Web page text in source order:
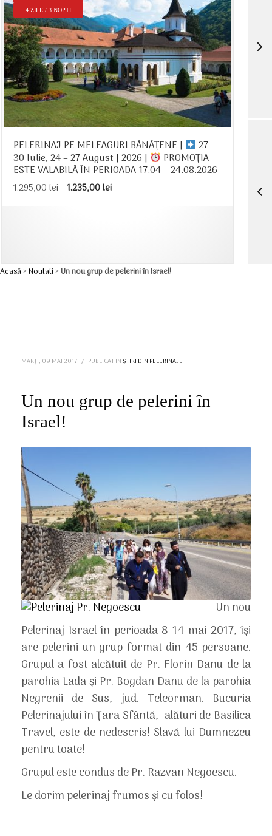
4 ZILE / 3 NOPTI
PELERINAJ PE MELEAGURI BĂNĂȚENE | 27 –
30 Iulie, 24 – 27 August | 2026 | PROMOȚIA
ESTE VALABILĂ ÎN PERIOADA 17.04 – 24.08.2026
1.295,00lei Prețul
1.235,00leiPrețul
Acasă>Noutati>Un nou grup de pelerini în Israel!
MARȚI, 09 MAI 2017 / PUBLICAT INȘTIRI DIN PELERINAJE
Un nou grup de pelerini în
Israel!
Un nou
Pelerinaj Israel în perioada 8-14 mai 2017, își
are pelerini un grup format din 45 persoane.
Grupul a fost alcătuit de Pr. Florin Danu de la
parohia Lada și Pr. Bogdan Danu de la parohia
Negrenii de Sus, jud. Teleorman. Bucuria
Pelerinajului în Țara Sfântă, alături de Basilica
Travel, este de nedescris! Slavă lui Dumnezeu
pentru toate!
Grupul este condus de Pr. Razvan Negoescu.
Le dorim pelerinaj frumos și cu folos!